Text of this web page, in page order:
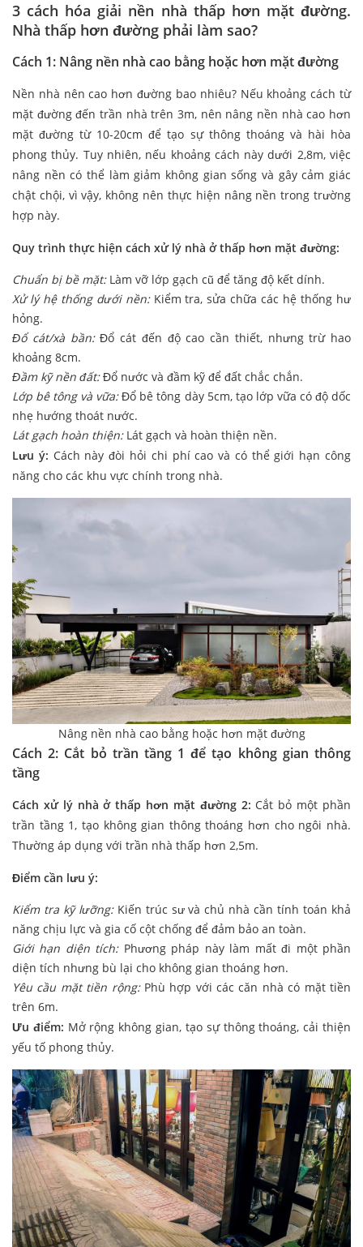
3 cách hóa giải nền nhà thấp hơn mặt đường.
Nhà thấp hơn đường phải làm sao?
Cách 1: Nâng nền nhà cao bằng hoặc hơn mặt đường
Nền nhà nên cao hơn đường bao nhiêu? Nếu khoảng cách từ
mặt đường đến trần nhà trên 3m, nên nâng nền nhà cao hơn
mặt đường từ 10-20cm để tạo sự thông thoáng và hài hòa
phong thủy. Tuy nhiên, nếu khoảng cách này dưới 2,8m, việc
nâng nền có thể làm giảm không gian sống và gây cảm giác
chật chội, vì vậy, không nên thực hiện nâng nền trong trường
hợp này.
Quy trình thực hiện cách xử lý nhà ở thấp hơn mặt đường:
Chuẩn bị bề mặt:Làm vỡ lớp gạch cũ để tăng độ kết dính.
Xử lý hệ thống dưới nền:Kiểm tra, sửa chữa các hệ thống hư
hỏng.
Đổ cát/xà bần:Đổ cát đến độ cao cần thiết, nhưng trừ hao
khoảng 8cm.
Đầm kỹ nền đất:Đổ nước và đầm kỹ để đất chắc chắn.
Lớp bê tông và vữa:Đổ bê tông dày 5cm, tạo lớp vữa có độ dốc
nhẹ hướng thoát nước.
Lát gạch hoàn thiện:Lát gạch và hoàn thiện nền.
Lưu ý: Cách này đòi hỏi chi phí cao và có thể giới hạn công
năng cho các khu vực chính trong nhà.
Nâng nền nhà cao bằng hoặc hơn mặt đường
Cách 2: Cắt bỏ trần tầng 1 để tạo không gian thông
tầng
Cách xử lý nhà ở thấp hơn mặt đường 2: Cắt bỏ một phần
trần tầng 1, tạo không gian thông thoáng hơn cho ngôi nhà.
Thường áp dụng với trần nhà thấp hơn 2,5m.
Điểm cần lưu ý:
Kiểm tra kỹ lưỡng:Kiến trúc sư và chủ nhà cần tính toán khả
năng chịu lực và gia cố cột chống để đảm bảo an toàn.
Giới hạn diện tích:Phương pháp này làm mất đi một phần
diện tích nhưng bù lại cho không gian thoáng hơn.
Yêu cầu mặt tiền rộng:Phù hợp với các căn nhà có mặt tiền
trên 6m.
Ưu điểm: Mở rộng không gian, tạo sự thông thoáng, cải thiện
yếu tố phong thủy.